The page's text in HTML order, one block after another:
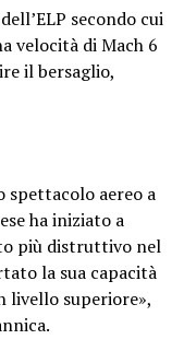
secondo cui
velocità di Mach 6
il bersaglio,
aereo a
ha iniziato a
più distruttivo nel
la sua capacità
livello superiore»,